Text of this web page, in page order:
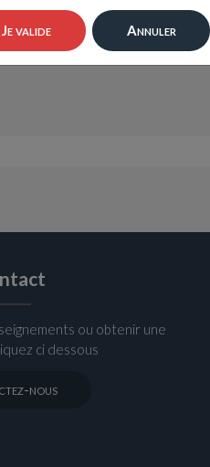
ou obtenir une
ci dessous
nous
Je valide Annuler